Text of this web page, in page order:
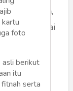
jabatan,
pandai
tak
foto
asli berikut
itu
serta